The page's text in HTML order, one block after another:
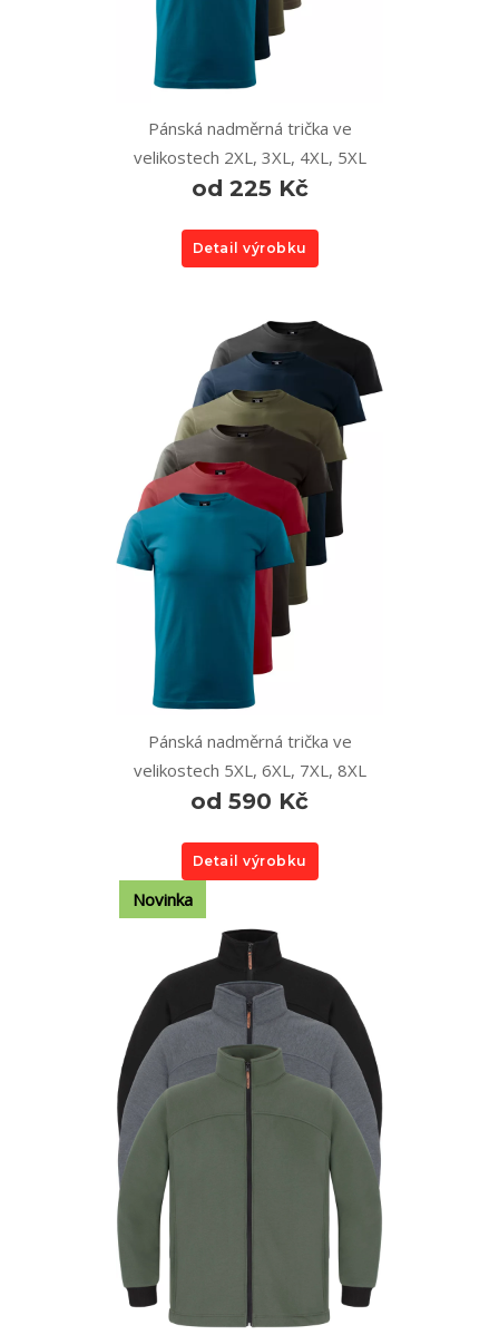
Pánská nadměrná trička ve
velikostech 2XL, 3XL, 4XL, 5XL
od 225 Kč
Detail výrobku
Pánská nadměrná trička ve
velikostech 5XL, 6XL, 7XL, 8XL
od 590 Kč
Detail výrobku
Novinka